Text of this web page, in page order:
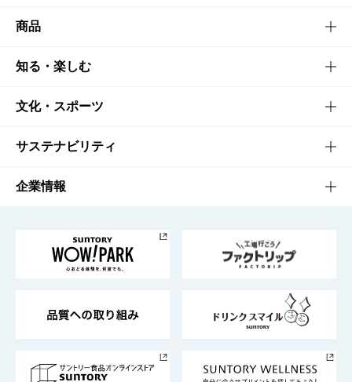
商品
商品TOP
商品一覧
商品発売情報
栄養成分一覧
知る・楽しむ
知る・楽しむTOP
キャンペーン
工場見学
地域情報
文化・スポーツ
文化・スポーツTOP
サントリーホール
サントリーサンバーズ大阪
サステナビリティ
サステナビリティTOP
サントリーが考えるサステナビリティ経営
企業情報
企業概要